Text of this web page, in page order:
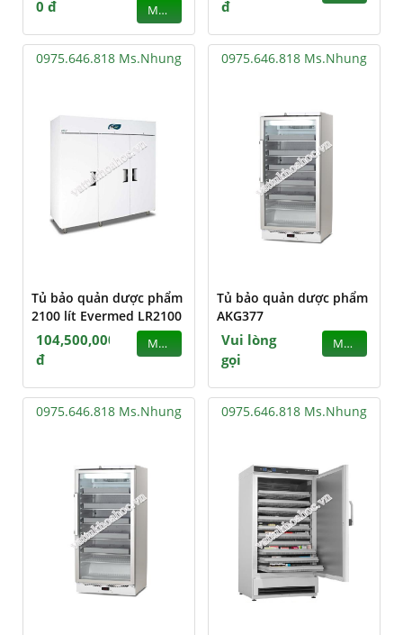
0 đ MUA
đ
0975.646.818 Ms.Nhung
Tủ bảo quản dược phẩm
2100 lít Evermed LR2100
104,500,000
đ
MUA
0975.646.818 Ms.Nhung
Tủ bảo quản dược phẩm
AKG377
Vui lòng
gọi
MUA
0975.646.818 Ms.Nhung 0975.646.818 Ms.Nhung